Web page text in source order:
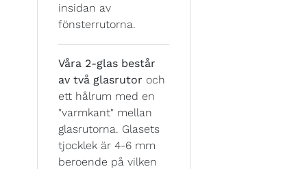
insidan av
fönsterrutorna.
Våra 2-glas består
av två glasrutor och
ett hålrum med en
"varmkant" mellan
glasrutorna. Glasets
tjocklek är 4-6 mm
beroende på vilken